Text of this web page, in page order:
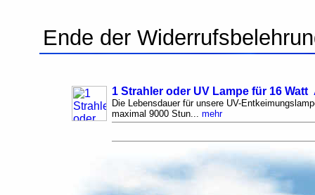
Ende der
1 Strahler oder UV Lampe für 16
Die Lebensdauer für unsere UV-
maximal 9000 Stun... mehr